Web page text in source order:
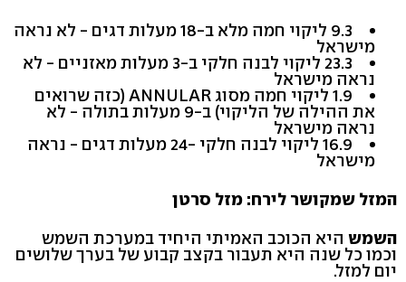
9.3 ליקוי חמה מלא ב-18 מעלות דגים - לא נראה
מישראל
23.3 ליקוי לבנה חלקי ב-3 מעלות מאזניים - לא
נראה מישראל
1.9 ליקוי חמה מסוג ANNULAR (כזה שרואים
את ההילה של הליקוי) ב-9 מעלות בתולה - לא
נראה מישראל
16.9 ליקוי לבנה חלקי -24 מעלות דגים - נראה
מישראל
המזל שמקושר לירח: מזל סרטן
השמש היא הכוכב האמיתי היחיד במערכת השמש
וכמו כל שנה היא תעבור בקצב קבוע של בערך שלושים
יום למזל.